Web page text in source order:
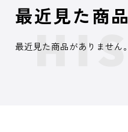
最近見た商品
最近見た商品がありません。